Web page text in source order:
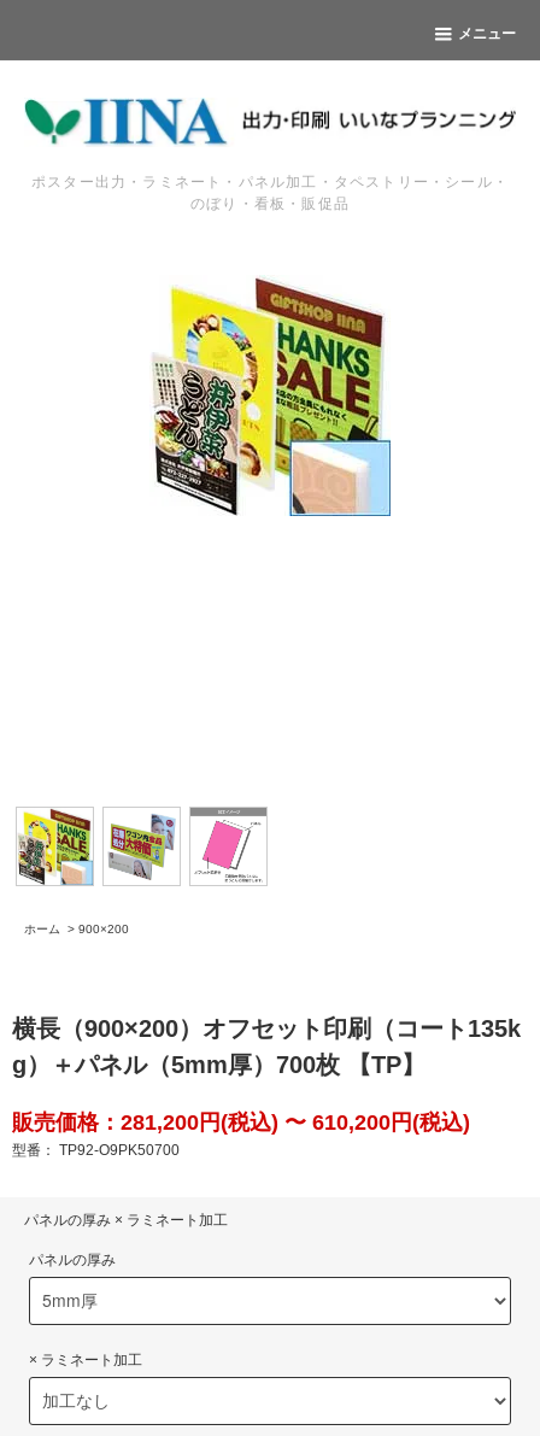
メニュー
ポスター出力・ラミネート・パネル加工・タペストリー・シール・
のぼり・看板・販促品
ホーム > 900×200
横長（900×200）オフセット印刷（コート135k
g）＋パネル（5mm厚）700枚 【TP】
販売価格：281,200円(税込) 〜 610,200円(税込)
型番： TP92-O9PK50700
パネルの厚み × ラミネート加工
パネルの厚み
× ラミネート加工